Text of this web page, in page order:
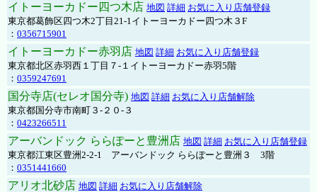
イトーヨーカドー四つ木店 地図 詳細 お気に入り店舗登録
東京都葛飾区四つ木2丁目21-1イトーヨーカドー四つ木３F
： 0356715901
イトーヨーカドー赤羽店 地図 詳細 お気に入り店舗登録
東京都北区赤羽西１丁目７-１イトーヨーカドー赤羽5階
： 0359247691
国分寺店(セレオ国分寺) 地図 詳細 お気に入り店舗解除
東京都国分寺市南町３-２０-３
： 0423266511
アーバンドック ららぽーと豊洲店 地図 詳細 お気に入り店舗登録
東京都江東区豊洲2-2-1 アーバンドック ららぽーと豊洲３ 3階
： 0351441660
アリオ北砂店 地図 詳細 お気に入り店舗解除